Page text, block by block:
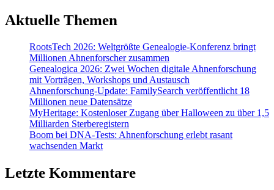
Aktuelle Themen
RootsTech 2026: Weltgrößte Genealogie-Konferenz bringt
Millionen Ahnenforscher zusammen
Genealogica 2026: Zwei Wochen digitale Ahnenforschung
mit Vorträgen, Workshops und Austausch
Ahnenforschung-Update: FamilySearch veröffentlicht 18
Millionen neue Datensätze
MyHeritage: Kostenloser Zugang über Halloween zu über 1,5
Milliarden Sterberegistern
Boom bei DNA-Tests: Ahnenforschung erlebt rasant
wachsenden Markt
Letzte Kommentare